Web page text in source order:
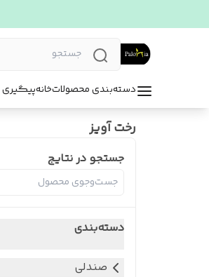
دسته‌بندی محصولاتخانه
رخت آویز
جستجو در نتایج
دسته‌بندی
صندلی